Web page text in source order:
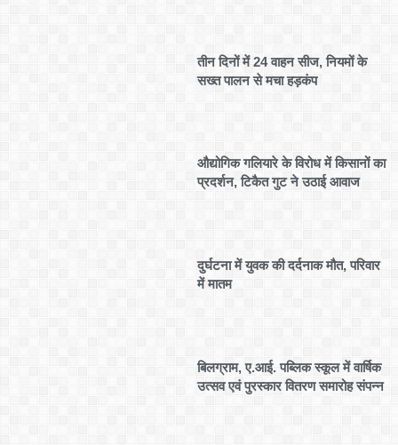
तीन दिनों में 24 वाहन सीज, नियमों के
सख्त पालन से मचा हड़कंप
औद्योगिक गलियारे के विरोध में किसानों का
प्रदर्शन, टिकैत गुट ने उठाई आवाज
दुर्घटना में युवक की दर्दनाक मौत, परिवार
में मातम
बिलग्राम, ए.आई. पब्लिक स्कूल में वार्षिक
उत्सव एवं पुरस्कार वितरण समारोह संपन्न